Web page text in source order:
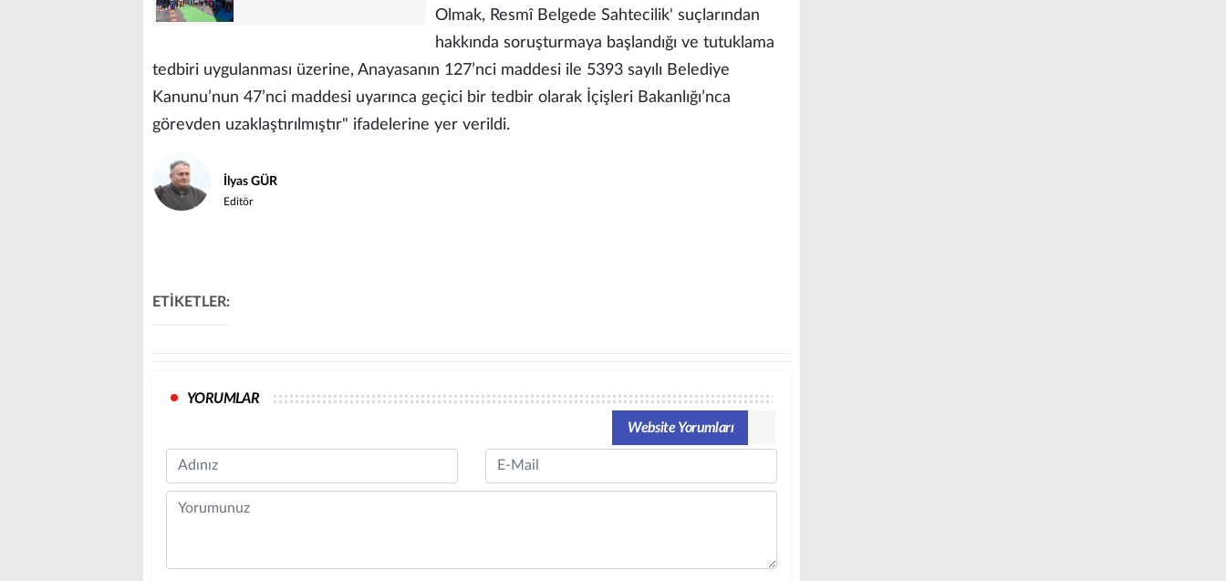
Olmak, Resmî Belgede Sahtecilik' suçlarından
hakkında soruşturmaya başlandığı ve tutuklama
tedbiri uygulanması üzerine, Anayasanın 127’nci maddesi ile 5393 sayılı Belediye
Kanunu’nun 47’nci maddesi uyarınca geçici bir tedbir olarak İçişleri Bakanlığı’nca
görevden uzaklaştırılmıştır" ifadelerine yer verildi.
İlyas GÜR
Editör
ETİKETLER:
YORUMLAR
Website Yorumları
Name Email
Comment